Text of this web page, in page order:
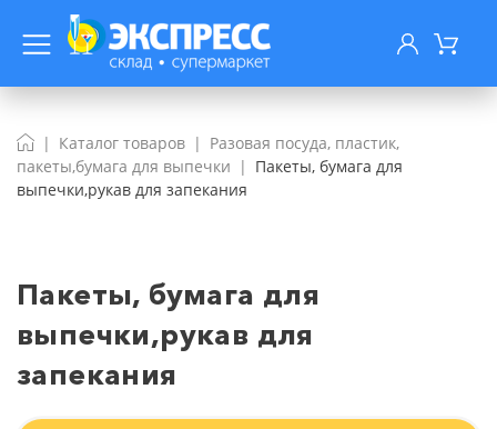
Каталог товаров
Разовая посуда, пластик,
пакеты,бумага для выпечки
Пакеты, бумага для
выпечки,рукав для запекания
Пакеты, бумага для
выпечки,рукав для
запекания